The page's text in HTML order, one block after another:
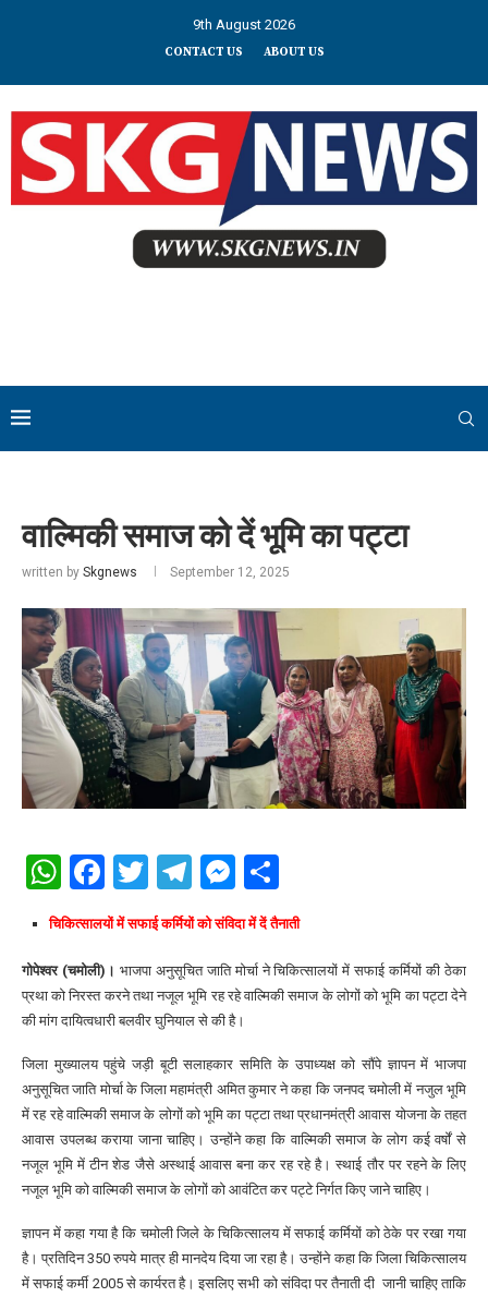
9th August 2026
CONTACT US ABOUT US
वाल्मिकी समाज को दें भूमि का पट्टा
written by Skgnews September 12, 2025
WhatsApp
Facebook
Twitter
Telegram
Messenger
चिकित्सालयों में सफाई कर्मियों को संविदा में दें तैनाती
गोपेश्वर (चमोली)। भाजपा अनुसूचित जाति मोर्चा ने चिकित्सालयों में सफाई कर्मियों की ठेका
प्रथा को निरस्त करने तथा नजूल भूमि रह रहे वाल्मिकी समाज के लोगों को भूमि का पट्टा देने
की मांग दायित्वधारी बलवीर घुनियाल से की है।
जिला मुख्यालय पहुंचे जड़ी बूटी सलाहकार समिति के उपाध्यक्ष को सौंपे ज्ञापन में भाजपा
अनुसूचित जाति मोर्चा के जिला महामंत्री अमित कुमार ने कहा कि जनपद चमोली में नजुल भूमि
में रह रहे वाल्मिकी समाज के लोगों को भूमि का पट्टा तथा प्रधानमंत्री आवास योजना के तहत
आवास उपलब्ध कराया जाना चाहिए। उन्होंने कहा कि वाल्मिकी समाज के लोग कई वर्षों से
नजूल भूमि में टीन शेड जैसे अस्थाई आवास बना कर रह रहे है। स्थाई तौर पर रहने के लिए
नजूल भूमि को वाल्मिकी समाज के लोगों को आवंटित कर पट्टे निर्गत किए जाने चाहिए।
ज्ञापन में कहा गया है कि चमोली जिले के चिकित्सालय में सफाई कर्मियों को ठेके पर रखा गया
है। प्रतिदिन 350 रुपये मात्र ही मानदेय दिया जा रहा है। उन्होंने कहा कि जिला चिकित्सालय
में सफाई कर्मी 2005 से कार्यरत है। इसलिए सभी को संविदा पर तैनाती दी जानी चाहिए ताकि